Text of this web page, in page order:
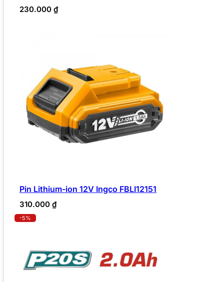
230.000 ₫
Pin Lithium-ion 12V Ingco FBLI12151
310.000 ₫
-5%